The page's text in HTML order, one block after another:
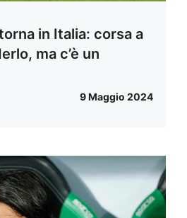
in Italia: corsa a
ma c’è un
9 Maggio 2024